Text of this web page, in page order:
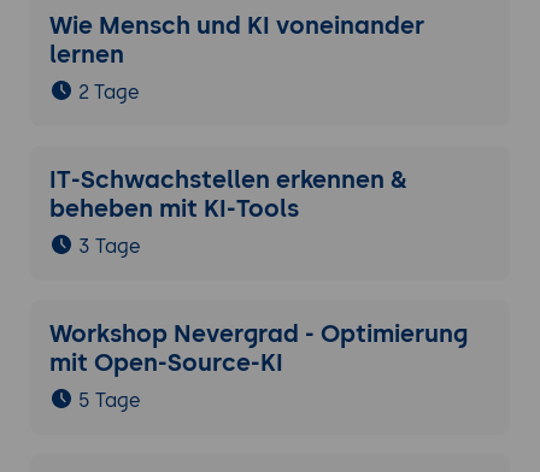
Wie Mensch und KI voneinander
lernen
2 Tage
IT-Schwachstellen erkennen &
beheben mit KI-Tools
3 Tage
Workshop Nevergrad - Optimierung
mit Open-Source-KI
5 Tage